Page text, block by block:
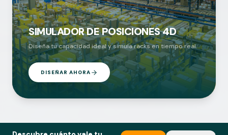
SIMULADOR DE POSICIONES 4D
Diseña tu capacidad ideal y simula racks en tiempo real.
DISEÑAR AHORA